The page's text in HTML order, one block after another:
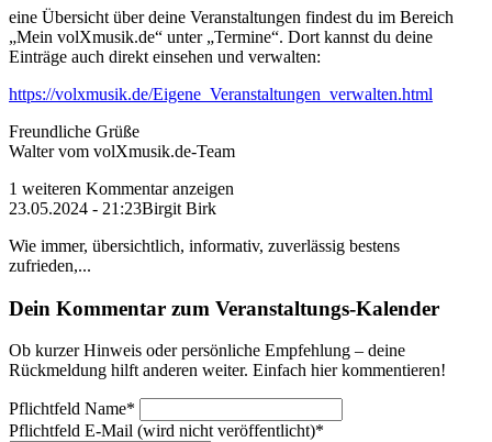
eine Übersicht über deine Veranstaltungen findest du im Bereich
„Mein volXmusik.de“ unter „Termine“. Dort kannst du deine
Einträge auch direkt einsehen und verwalten:
https://volxmusik.de/Eigene_Veranstaltungen_verwalten.html
Freundliche Grüße
Walter vom volXmusik.de-Team
1 weiteren Kommentar anzeigen
23.05.2024 - 21:23Birgit Birk
Wie immer, übersichtlich, informativ, zuverlässig bestens
zufrieden,...
Dein Kommentar zum Veranstaltungs-Kalender
Ob kurzer Hinweis oder persönliche Empfehlung – deine
Rückmeldung hilft anderen weiter. Einfach hier kommentieren!
Pflichtfeld Name*
Pflichtfeld E-Mail (wird nicht veröffentlicht)*